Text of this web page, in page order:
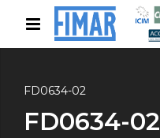
FD0634-02
FD0634-02